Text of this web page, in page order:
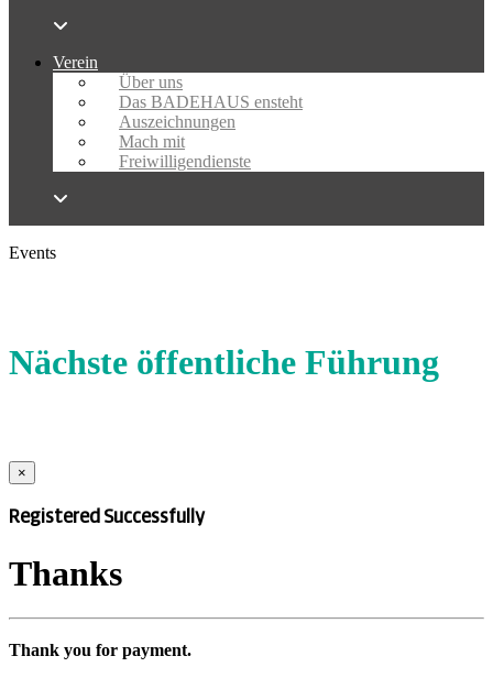
Verein
Über uns
Das BADEHAUS ensteht
Auszeichnungen
Mach mit
Freiwilligendienste
Events
Nächste öffentliche Führung
×
Registered Successfully
Thanks
Thank you for payment.